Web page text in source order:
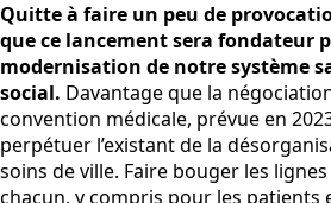
Quitte à faire un peu de
que ce lancement sera fondateur
modernisation de notre système
social. Davantage que la
convention médicale, prévue en
perpétuer l’existant de la
soins de ville. Faire bouger les
chacun, y compris pour les patients